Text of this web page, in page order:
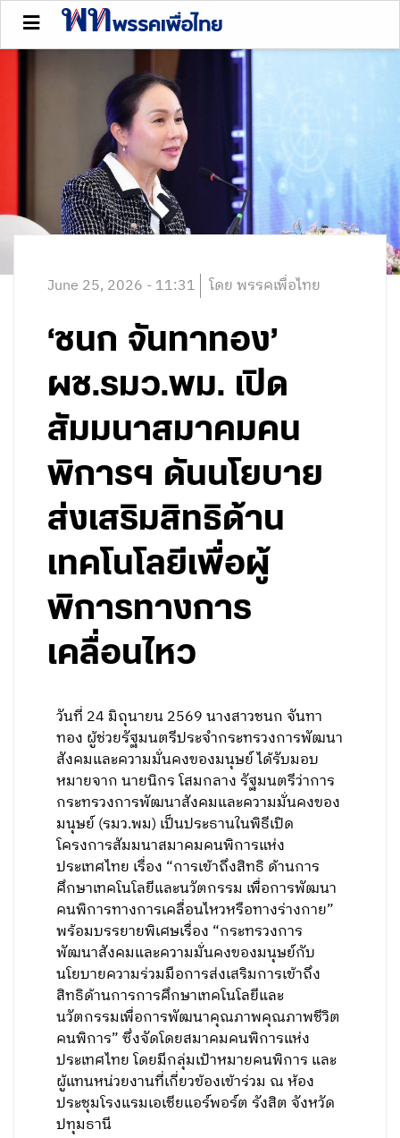
June 25, 2026 - 11:31 โดย พรรคเพื่อไทย
‘ชนก จันทาทอง’
ผช.รมว.พม. เปิด
สัมมนาสมาคมคน
พิการฯ ดันนโยบาย
ส่งเสริมสิทธิด้าน
เทคโนโลยีเพื่อผู้
พิการทางการ
เคลื่อนไหว
วันที่ 24 มิถุนายน 2569 นางสาวชนก จันทา
ทอง ผู้ช่วยรัฐมนตรีประจำกระทรวงการพัฒนา
สังคมและความมั่นคงของมนุษย์ ได้รับมอบ
หมายจาก นายนิกร โสมกลาง รัฐมนตรีว่าการ
กระทรวงการพัฒนาสังคมและความมั่นคงของ
มนุษย์ (รมว.พม) เป็นประธานในพิธีเปิด
โครงการสัมมนาสมาคมคนพิการแห่ง
ประเทศไทย เรื่อง “การเข้าถึงสิทธิ ด้านการ
ศึกษาเทคโนโลยีและนวัตกรรม เพื่อการพัฒนา
คนพิการทางการเคลื่อนไหวหรือทางร่างกาย”
พร้อมบรรยายพิเศษเรื่อง “กระทรวงการ
พัฒนาสังคมและความมั่นคงของมนุษย์กับ
นโยบายความร่วมมือการส่งเสริมการเข้าถึง
สิทธิด้านการการศึกษาเทคโนโลยีและ
นวัตกรรมเพื่อการพัฒนาคุณภาพคุณภาพชีวิต
คนพิการ” ซึ่งจัดโดยสมาคมคนพิการแห่ง
ประเทศไทย โดยมีกลุ่มเป้าหมายคนพิการ และ
ผู้แทนหน่วยงานที่เกี่ยวข้องเข้าร่วม ณ ห้อง
ประชุมโรงแรมเอเชียแอร์พอร์ต รังสิต จังหวัด
ปทุมธานี